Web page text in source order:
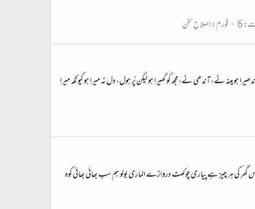
6 فورم:اِصلاحِ سخن
مینہ نے، آندھی نے، مجھ کو گھیرا ہو لیکن پُر ہول، دل نہ میرا ہو کیونکہ میرا
اس گھر کی ہر چیز ہے پیاری چوکھٹ دروازے الماری بولو ہم سب بھائی بھائی کوہ